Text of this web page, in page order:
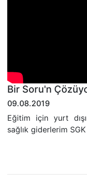
Bir Soru'n
09.08.2019
Eğitim için yurt
sağlık giderlerim